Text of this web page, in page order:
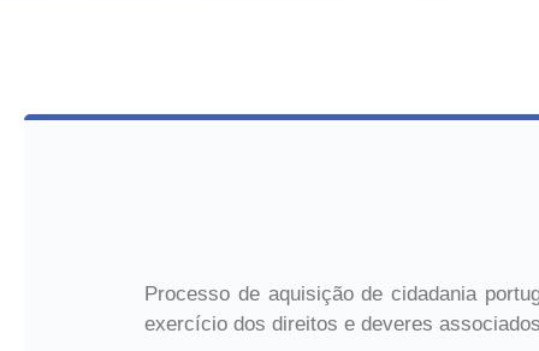
Processo de aquisição de cidadania
exercício dos direitos e deveres